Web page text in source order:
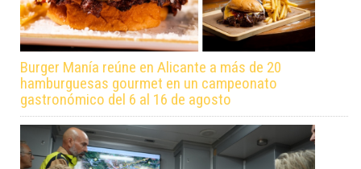
Burger Manía reúne en Alicante a más de 20
hamburguesas gourmet en un campeonato
gastronómico del 6 al 16 de agosto